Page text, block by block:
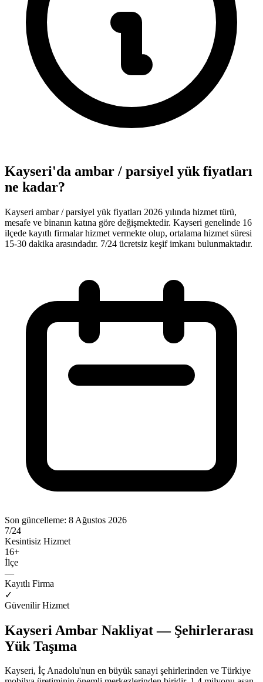
Kayseri'da ambar / parsiyel yük fiyatları
ne kadar?
Kayseri ambar / parsiyel yük fiyatları 2026 yılında hizmet türü,
mesafe ve binanın katına göre değişmektedir. Kayseri genelinde 16
ilçede kayıtlı firmalar hizmet vermekte olup, ortalama hizmet süresi
15-30 dakika arasındadır. 7/24 ücretsiz keşif imkanı bulunmaktadır.
Son güncelleme: 8 Ağustos 2026
7/24
Kesintisiz Hizmet
16+
İlçe
—
Kayıtlı Firma
✓
Güvenilir Hizmet
Kayseri Ambar Nakliyat — Şehirlerarası
Yük Taşıma
Kayseri, İç Anadolu'nun en büyük sanayi şehirlerinden ve Türkiye